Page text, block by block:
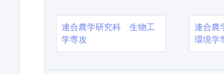
連合農学研究科 生物工
学専攻
連合農
環境学